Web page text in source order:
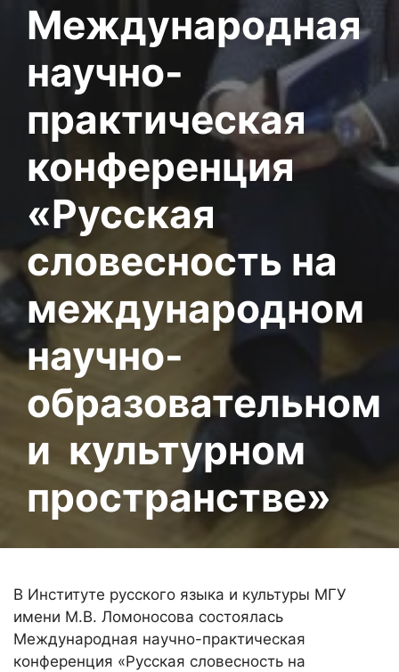
Международная
научно-
практическая
конференция
«Русская
словесность на
международном
научно-
образовательном
и культурном
пространстве»
В Институте русского языка и культуры МГУ
имени М.В. Ломоносова состоялась
Международная научно-практическая
конференция «Русская словесность на